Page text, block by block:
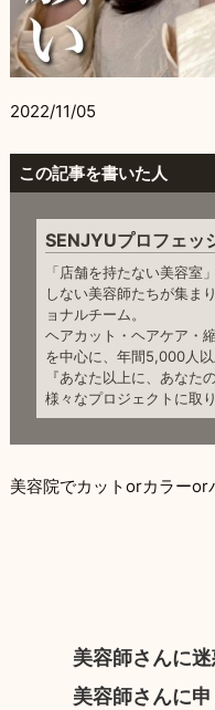
2022/11/05
この記事を書いた人
SENJYUプロフェッ
「店舗を持たない美容室
しない美容師たちが集ま
ョナルチーム。
ヘアカット・ヘアケア・
を中心に、年間5,000人
『あなた以上に、あなた
様々なプロジェクトに取り
美容院でカットorカラーor
美容師さんに
美容師さんに